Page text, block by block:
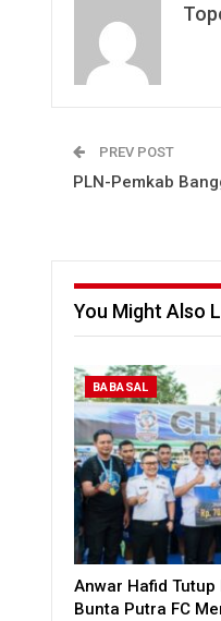
PREV POST
PLN-Pemkab
You Might Also
BABASAL
Anwar Hafid Tutup
Bunta Putra FC